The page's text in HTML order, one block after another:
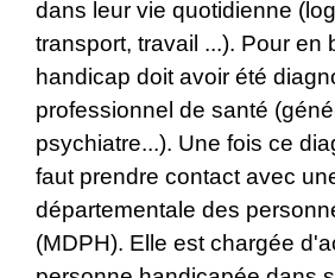
dans leur vie quotidienne
transport, travail ...). Pour en
handicap doit avoir été
professionnel de santé
psychiatre...). Une fois ce
faut prendre contact avec
départementale des
(MDPH). Elle est chargée